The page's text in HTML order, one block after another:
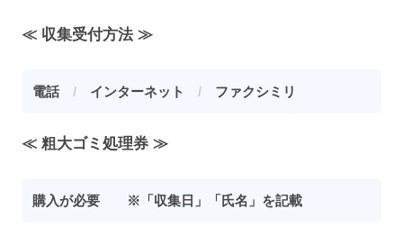
≪ 収集受付方法 ≫
電話/ インターネット / ファクシミリ
≪ 粗大ゴミ処理券 ≫
購入が必要 ※「収集日」「氏名」を記載